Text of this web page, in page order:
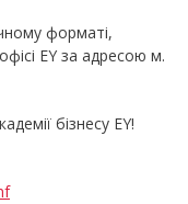
форматі,
EY за адресою м.
бізнесу EY!